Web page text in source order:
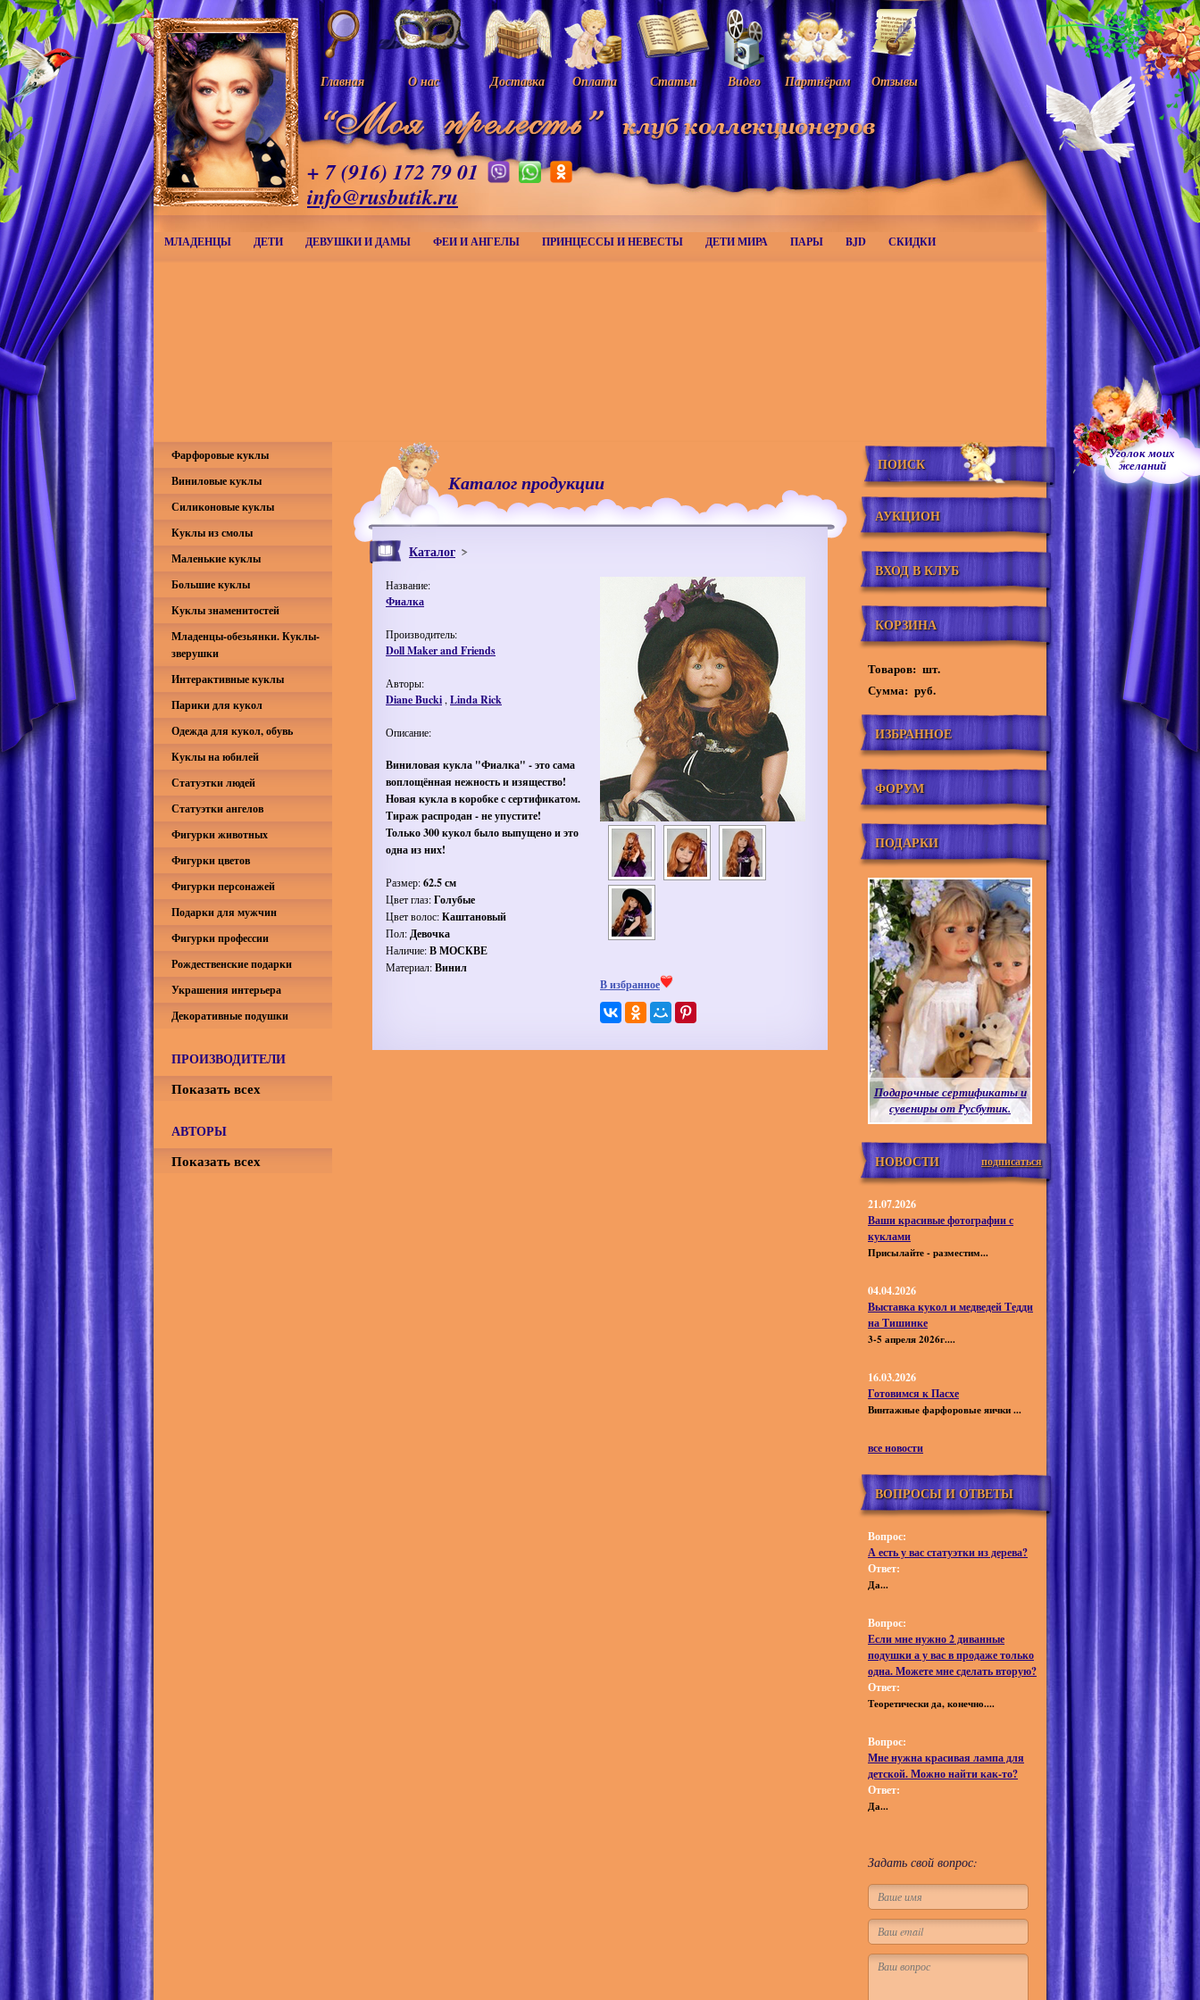
Главная О нас Доставка Оплата Статьи Видео Партнёрам Отзывы
+ 7 (916) 172 79 01
info@rusbutik.ru
МЛАДЕНЦЫ ДЕТИ ДЕВУШКИ И ДАМЫ ФЕИ И АНГЕЛЫ ПРИНЦЕССЫ И НЕВЕСТЫ ДЕТИ МИРА ПАРЫ BJD СКИДКИ
Уголок моих
желаний
Каталог продукции
Каталог
Название:
Фиалка
Производитель:
Doll Maker and Friends
Авторы:
Diane Bucki , Linda Rick
Описание:
Виниловая кукла "Фиалка" - это сама
воплощённая нежность и изящество!
Новая кукла в коробке с сертификатом.
Тираж распродан - не упустите!
Только 300 кукол было выпущено и это
одна из них!
Размер:62.5 см
Цвет глаз:Голубые
Цвет волос:Каштановый
Пол:Девочка
Наличие:В МОСКВЕ
Материал:Винил
В избранное
Фарфоровые куклы
Виниловые куклы
Силиконовые куклы
Куклы из смолы
Маленькие куклы
Большие куклы
Куклы знаменитостей
Младенцы-обезьянки. Куклы-
зверушки
Интерактивные куклы
Парики для кукол
Одежда для кукол, обувь
Куклы на юбилей
Статуэтки людей
Статуэтки ангелов
Фигурки животных
Фигурки цветов
Фигурки персонажей
Подарки для мужчин
Фигурки профессии
Рождественские подарки
Украшения интерьера
Декоративные подушки
ПРОИЗВОДИТЕЛИ
Показать всех
АВТОРЫ
Показать всех
ПОИСК
АУКЦИОН
ВХОД В КЛУБ
КОРЗИНА
Товаров: шт.
Сумма: руб.
ИЗБРАННОЕ
ФОРУМ
ПОДАРКИ
Подарочные сертификаты и
сувениры от Русбутик.
НОВОСТИ подписаться
21.07.2026
Ваши красивые фотографии с
куклами
Присылайте - разместим...
04.04.2026
Выставка кукол и медведей Тедди
на Тишинке
3-5 апреля 2026г....
16.03.2026
Готовимся к Пасхе
Винтажные фарфоровые яички ...
все новости
ВОПРОСЫ И ОТВЕТЫ
Вопрос:
А есть у вас статуэтки из дерева?
Ответ:
Да...
Вопрос:
Если мне нужно 2 диванные
подушки а у вас в продаже только
одна. Можете мне сделать вторую?
Ответ:
Теоретически да, конечно....
Вопрос:
Мне нужна красивая лампа для
детской. Можно найти как-то?
Ответ:
Да...
Задать свой вопрос: